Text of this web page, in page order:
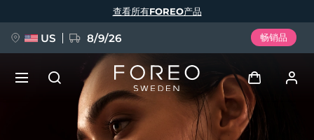
查看所有FOREO产品
US 8/9/26 畅销品